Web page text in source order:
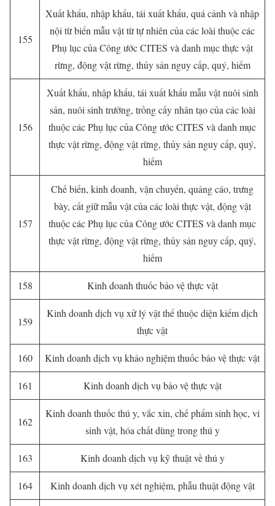
155
Xuất khẩu, nhập khẩu, tái xuất khẩu, quá cảnh và nhập
nội từ biển mẫu vật từ tự nhiên của các loài thuộc các
Phụ lục của Công ước CITES và danh mục thực vật
rừng, động vật rừng, thủy sản nguy cấp, quý, hiếm
156
Xuất khẩu, nhập khẩu, tái xuất khẩu mẫu vật nuôi sinh
sản, nuôi sinh trưởng, trồng cấy nhân tạo của các loài
thuộc các Phụ lục của Công ước CITES và danh mục
thực vật rừng, động vật rừng, thủy sản nguy cấp, quý,
hiếm
157
Chế biến, kinh doanh, vận chuyển, quảng cáo, trưng
bày, cất giữ mẫu vật của các loài thực vật, động vật
thuộc các Phụ lục của Công ước CITES và danh mục
thực vật rừng, động vật rừng, thủy sản nguy cấp, quý,
hiếm
158 Kinh doanh thuốc bảo vệ thực vật
159
Kinh doanh dịch vụ xử lý vật thể thuộc diện kiểm dịch
thực vật
160 Kinh doanh dịch vụ khảo nghiệm thuốc bảo vệ thực vật
161 Kinh doanh dịch vụ bảo vệ thực vật
162
Kinh doanh thuốc thú y, vắc xin, chế phẩm sinh học, vi
sinh vật, hóa chất dùng trong thú y
163 Kinh doanh dịch vụ kỹ thuật về thú y
164 Kinh doanh dịch vụ xét nghiệm, phẫu thuật động vật